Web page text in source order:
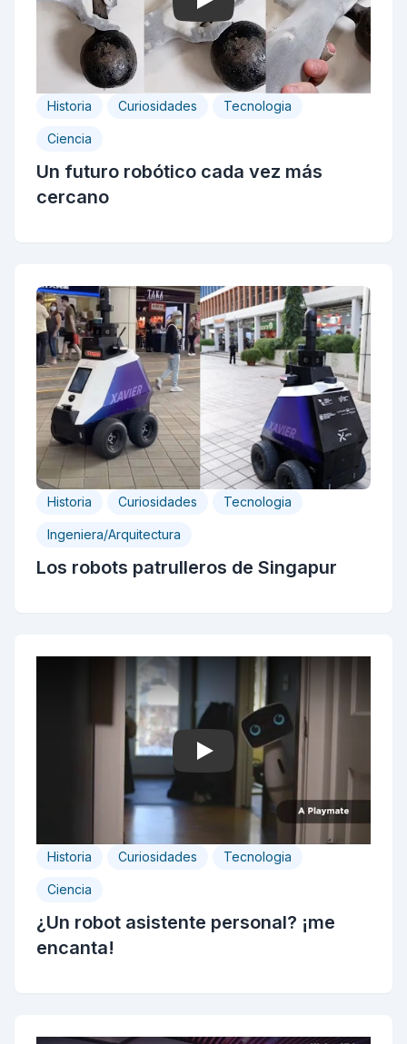
Play
Historia Curiosidades Tecnologia
Ciencia
Un futuro robótico cada vez más
cercano
Historia Curiosidades Tecnologia
Ingeniera/Arquitectura
Los robots patrulleros de Singapur
Play
Historia Curiosidades Tecnologia
Ciencia
¿Un robot asistente personal? ¡me
encanta!